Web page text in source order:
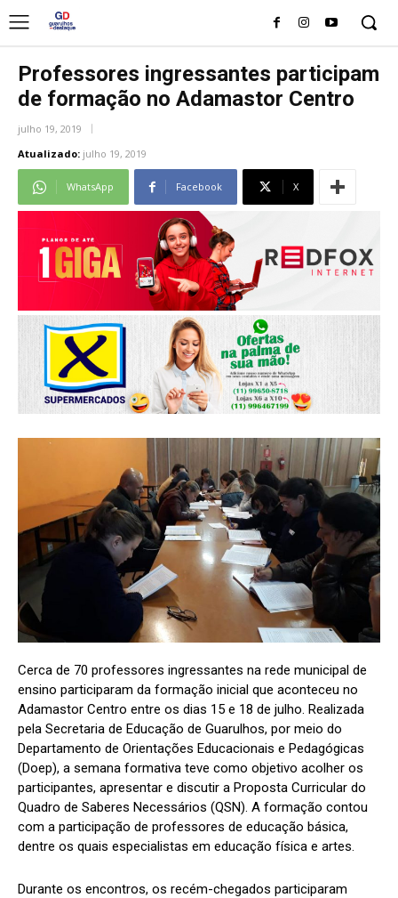
Professores ingressantes participam
de formação no Adamastor Centro
julho 19, 2019
Atualizado: julho 19, 2019
WhatsApp Facebook X
Cerca de 70 professores ingressantes na rede municipal de
ensino participaram da formação inicial que aconteceu no
Adamastor Centro entre os dias 15 e 18 de julho. Realizada
pela Secretaria de Educação de Guarulhos, por meio do
Departamento de Orientações Educacionais e Pedagógicas
(Doep), a semana formativa teve como objetivo acolher os
participantes, apresentar e discutir a Proposta Curricular do
Quadro de Saberes Necessários (QSN). A formação contou
com a participação de professores de educação básica,
dentre os quais especialistas em educação física e artes.
Durante os encontros, os recém-chegados participaram